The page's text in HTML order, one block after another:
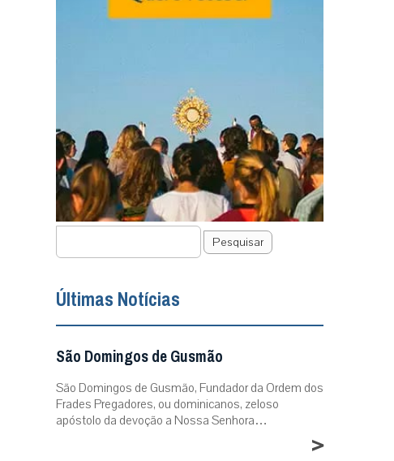
Pesquisar
Últimas Notícias
São Domingos de Gusmão
São Domingos de Gusmão, Fundador da Ordem dos
Frades Pregadores, ou dominicanos, zeloso
apóstolo da devoção a Nossa Senhora…
>